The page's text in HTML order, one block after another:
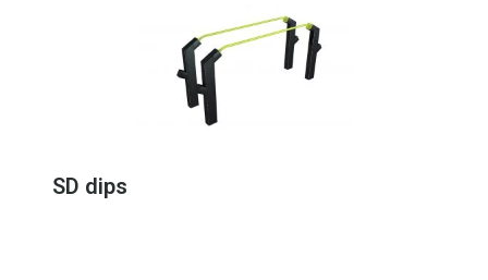
SD dips